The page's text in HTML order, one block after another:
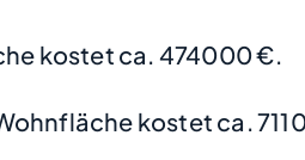
kostet ca. 474000 €.
kostet ca.